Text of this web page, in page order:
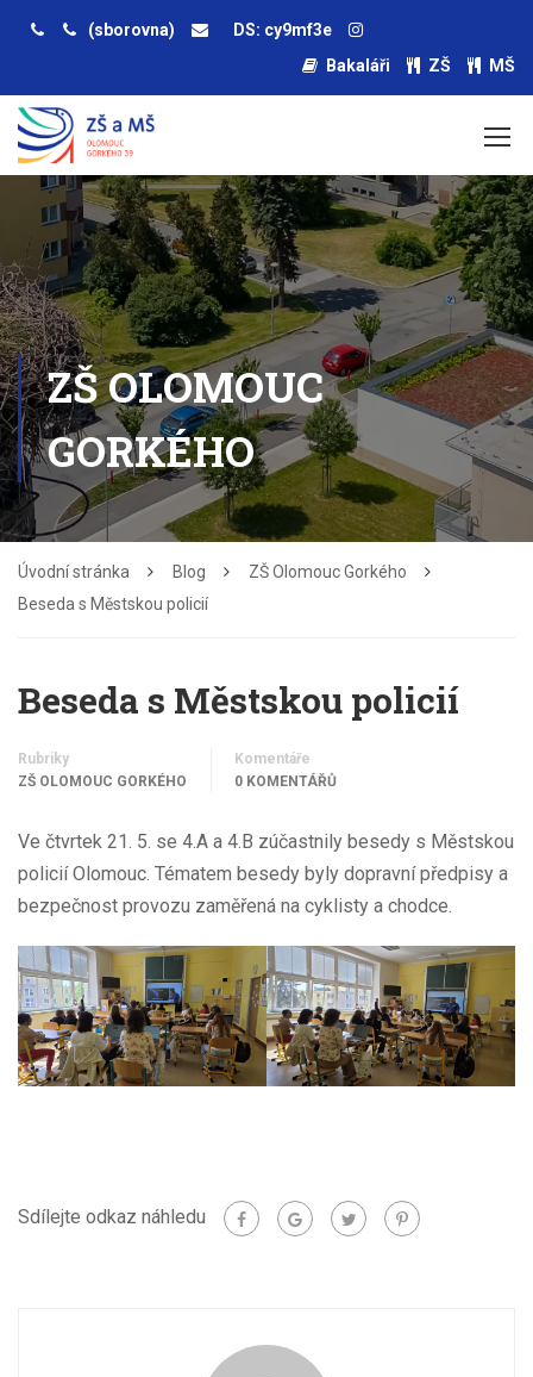
(sborovna)
DS: cy9mf3e
Bakaláři
ZŠ MŠ
ZŠ OLOMOUC
GORKÉHO
Úvodní stránka Blog
ZŠ Olomouc Gorkého
Beseda s Městskou policií
Beseda s Městskou policií
Rubriky
ZŠ OLOMOUC GORKÉHO
Komentáře
0 KOMENTÁŘŮ
Ve čtvrtek 21. 5. se 4.A a 4.B zúčastnily besedy s Městskou
policií Olomouc. Tématem besedy byly dopravní předpisy a
bezpečnost provozu zaměřená na cyklisty a chodce.
Sdílejte odkaz náhledu